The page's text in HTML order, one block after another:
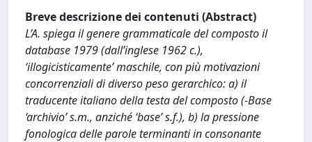
Breve descrizione dei contenuti (Abstract)
L’A. spiega il genere grammaticale del composto il
database 1979 (dall’inglese 1962 c.),
‘illogicisticamente’ maschile, con più motivazioni
concorrenziali di diverso peso gerarchico: a) il
traducente italiano della testa del composto (-Base
‘archivio’ s.m., anziché ‘base’ s.f.), b) la pressione
fonologica delle parole terminanti in consonante